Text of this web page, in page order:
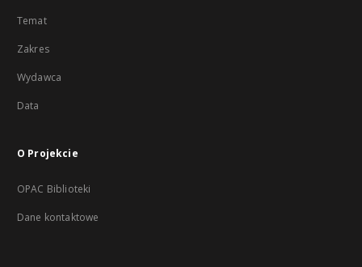
Temat
Zakres
Wydawca
Data
O Projekcie
OPAC Biblioteki
Dane kontaktowe